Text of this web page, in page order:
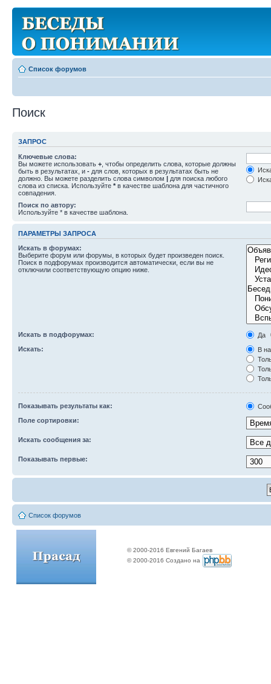
Список форумов
Поиск
ЗАПРОС
Ключевые слова:
Вы можете использовать + , чтобы определить слова, которые должны
быть в результатах, и - для слов, которых в результатах быть не
должно. Вы можете разделить слова символом | для поиска любого
слова из списка. Используйте * в качестве шаблона для частичного
совпадения.
Поиск по автору:
Используйте * в качестве шаблона.
ПАРАМЕТРЫ ЗАПРОСА
Искать в форумах:
Выберите форум или форумы, в которых будет произведен поиск.
Поиск в подфорумах производится автоматически, если вы не
отключили соответствующую опцию ниже.
Искать в подфорумах:
Да
Искать:
В
Показывать результаты как:
Поле сортировки:
Искать сообщения за:
Показывать первые:
Список форумов
© 2000-2016 Евгений Багаев
© 2000-2016 Создано на